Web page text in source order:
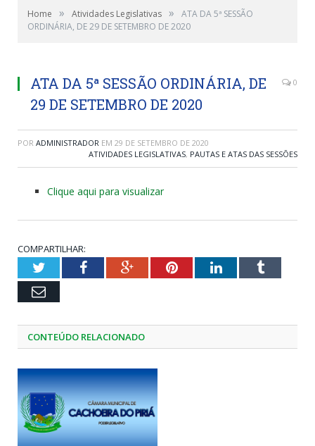
Home » Atividades Legislativas »
ATA DA 5ª SESSÃO
ORDINÁRIA, DE 29 DE SETEMBRO DE 2020
ATA DA 5ª SESSÃO ORDINÁRIA, DE
29 DE SETEMBRO DE 2020
0
POR ADMINISTRADOR EM 29 DE SETEMBRO DE 2020
ATIVIDADES LEGISLATIVAS, PAUTAS E ATAS DAS SESSÕES
Clique aqui para visualizar
COMPARTILHAR:
TwitterFacebookGoogle+PinterestLinkedInTumblr
Email
CONTEÚDO RELACIONADO